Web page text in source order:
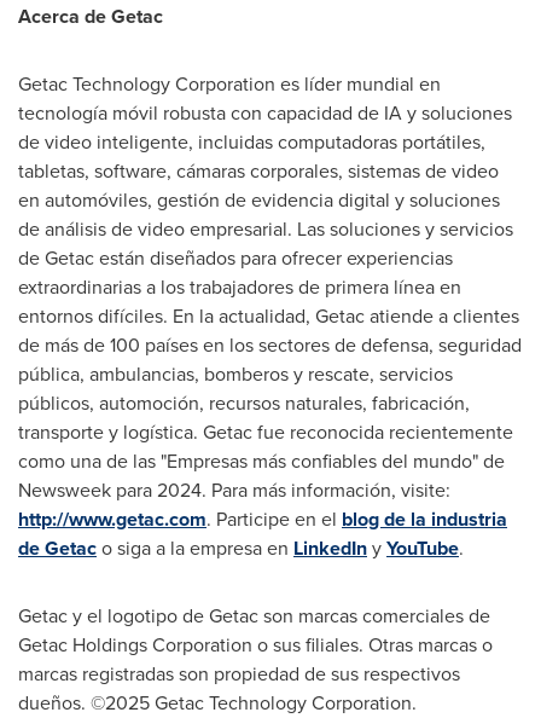
Acerca de Getac
Getac Technology Corporation es líder mundial en
tecnología móvil robusta con capacidad de IA y soluciones
de video inteligente, incluidas computadoras portátiles,
tabletas, software, cámaras corporales, sistemas de video
en automóviles, gestión de evidencia digital y soluciones
de análisis de video empresarial. Las soluciones y servicios
de Getac están diseñados para ofrecer experiencias
extraordinarias a los trabajadores de primera línea en
entornos difíciles. En la actualidad, Getac atiende a clientes
de más de 100 países en los sectores de defensa, seguridad
pública, ambulancias, bomberos y rescate, servicios
públicos, automoción, recursos naturales, fabricación,
transporte y logística. Getac fue reconocida recientemente
como una de las "Empresas más confiables del mundo" de
Newsweek para 2024. Para más información, visite:
http://www.getac.com. Participe en el blog de la industria
de Getaco siga a la empresa en LinkedInyYouTube.
Getac y el logotipo de Getac son marcas comerciales de
Getac Holdings Corporation o sus filiales. Otras marcas o
marcas registradas son propiedad de sus respectivos
dueños. ©2025 Getac Technology Corporation.